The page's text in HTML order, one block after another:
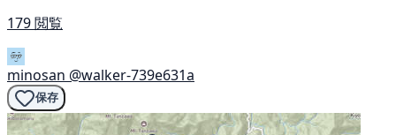
179 閲覧
minosan @walker-739e631a
保存